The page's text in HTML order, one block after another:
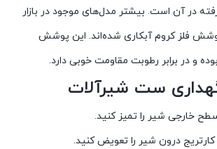
در آن است. بیشتر مدل‌های موجود در بازار
پوشش فلز کروم آبکاری شده‌اند. این پوشش
و در برابر رطوبت مقاومت خوبی دارد.
ست شیرآلات
خارجی شیر را تمیز کنید.
درون شیر را تعویض کنید.